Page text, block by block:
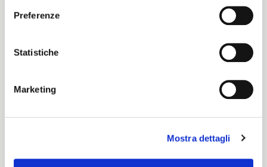
Preferenze
Statistiche
Marketing
Mostra dettagli